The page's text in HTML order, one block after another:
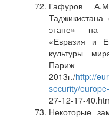
Гафуров
этапе» на
«Евразия и
культуры
2013г./http://
security/
27-12-17-
Некоторые